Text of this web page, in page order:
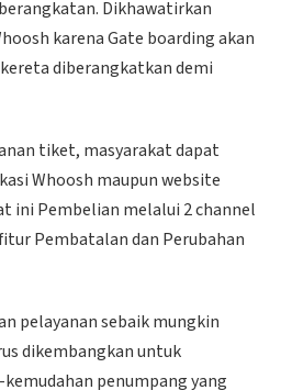
Dikhawatirkan
karena Gate boarding akan
diberangkatkan demi
tiket, masyarakat dapat
Whoosh maupun website
ini Pembelian melalui 2 channel
Pembatalan dan Perubahan
pelayanan sebaik mungkin
dikembangkan untuk
penumpang yang